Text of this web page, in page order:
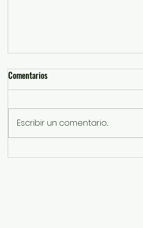
Caravanas Itinerantes han
Comentarios
Escribir un comentario...